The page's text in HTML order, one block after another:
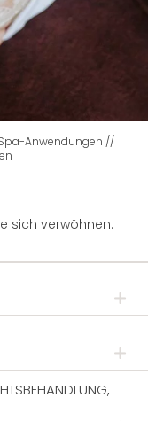
Anwendungen //
sich verwöhnen.
Sie eine
glättender
und